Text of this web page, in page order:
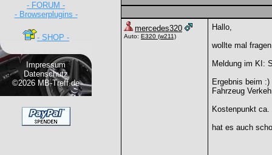
- FORUM -
- Browserplugins -
- SHOP -
Impressum
Datenschutz
©2026 MB-Treff.de
mercedes320
Auto: E320 (w211)
Hallo,
wollte mal
Meldung im KI:
Ergebnis beim
Fahrzeug
Kostenpunkt
hat es auch